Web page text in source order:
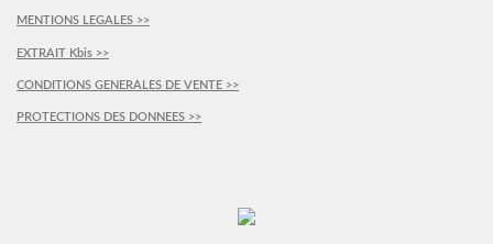
MENTIONS LEGALES >>
EXTRAIT Kbis >>
CONDITIONS GENERALES DE VENTE >>
PROTECTIONS DES DONNEES >>